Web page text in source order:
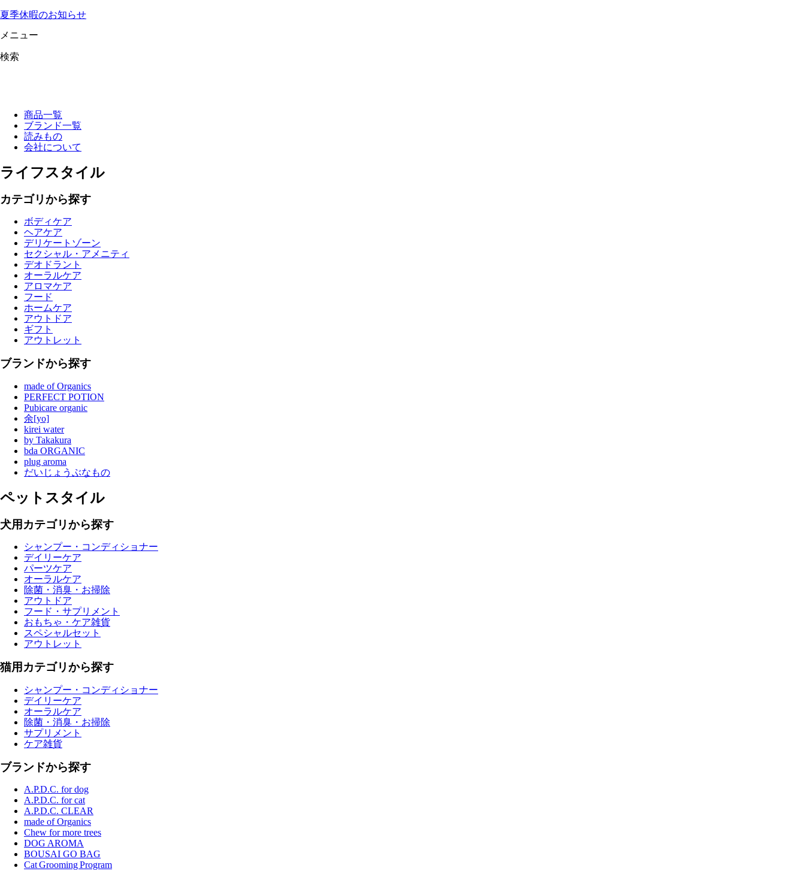
夏季休暇のお知らせ
メニュー
検索
商品一覧
ブランド一覧
読みもの
会社について
ライフスタイル
カテゴリから探す
ボディケア
ヘアケア
デリケートゾーン
セクシャル・アメニティ
デオドラント
オーラルケア
アロマケア
フード
ホームケア
アウトドア
ギフト
アウトレット
ブランドから探す
made of Organics
PERFECT POTION
Pubicare organic
余[yo]
kirei water
by Takakura
bda ORGANIC
plug aroma
だいじょうぶなもの
ペットスタイル
犬用カテゴリから探す
シャンプー・コンディショナー
デイリーケア
パーツケア
オーラルケア
除菌・消臭・お掃除
アウトドア
フード・サプリメント
おもちゃ・ケア雑貨
スペシャルセット
アウトレット
猫用カテゴリから探す
シャンプー・コンディショナー
デイリーケア
オーラルケア
除菌・消臭・お掃除
サプリメント
ケア雑貨
ブランドから探す
A.P.D.C. for dog
A.P.D.C. for cat
A.P.D.C. CLEAR
made of Organics
Chew for more trees
DOG AROMA
BOUSAI GO BAG
Cat Grooming Program